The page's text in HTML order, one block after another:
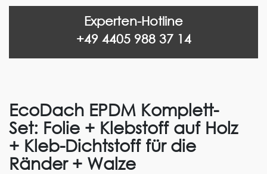
Experten-Hotline
+49 4405 988 37 14
EcoDach EPDM Komplett-
Set: Folie + Klebstoff auf Holz
+ Kleb-Dichtstoff für die
Ränder + Walze